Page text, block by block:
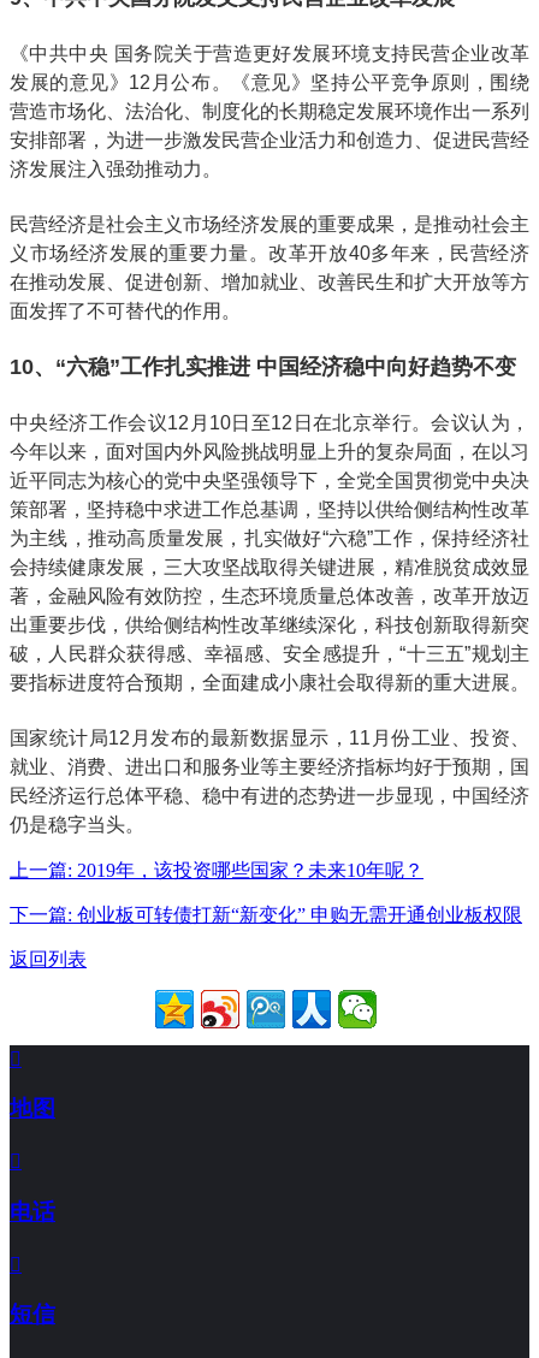
《中共中央 国务院关于营造更好发展环境支持民营企业改革
发展的意见》12月公布。《意见》坚持公平竞争原则，围绕
营造市场化、法治化、制度化的长期稳定发展环境作出一系列
安排部署，为进一步激发民营企业活力和创造力、促进民营经
济发展注入强劲推动力。
民营经济是社会主义市场经济发展的重要成果，是推动社会主
义市场经济发展的重要力量。改革开放40多年来，民营经济
在推动发展、促进创新、增加就业、改善民生和扩大开放等方
面发挥了不可替代的作用。
10、“六稳”工作扎实推进 中国经济稳中向好趋势不变
中央经济工作会议12月10日至12日在北京举行。会议认为，
今年以来，面对国内外风险挑战明显上升的复杂局面，在以习
近平同志为核心的党中央坚强领导下，全党全国贯彻党中央决
策部署，坚持稳中求进工作总基调，坚持以供给侧结构性改革
为主线，推动高质量发展，扎实做好“六稳”工作，保持经济社
会持续健康发展，三大攻坚战取得关键进展，精准脱贫成效显
著，金融风险有效防控，生态环境质量总体改善，改革开放迈
出重要步伐，供给侧结构性改革继续深化，科技创新取得新突
破，人民群众获得感、幸福感、安全感提升，“十三五”规划主
要指标进度符合预期，全面建成小康社会取得新的重大进展。
国家统计局12月发布的最新数据显示，11月份工业、投资、
就业、消费、进出口和服务业等主要经济指标均好于预期，国
民经济运行总体平稳、稳中有进的态势进一步显现，中国经济
仍是稳字当头。
上一篇: 2019年，该投资哪些国家？未来10年呢？
下一篇: 创业板可转债打新“新变化” 申购无需开通创业板权限
返回列表

地图

电话

短信